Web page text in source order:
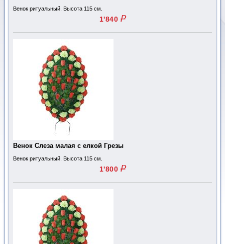
Венок ритуальный. Высота 115 см.
1'840 q
Венок Слеза малая с елкой Грезы
Венок ритуальный. Высота 115 см.
1'800 q